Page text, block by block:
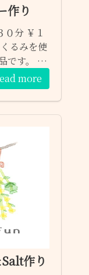
作り
分 ￥１
るみを使
です。 ☆
頂けま
ォームか
のワーク
お電話番
more
作り